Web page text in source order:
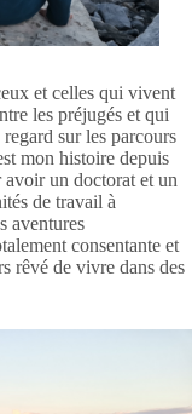
et celles qui vivent
les préjugés et qui
sur les parcours
mon histoire depuis
avoir un doctorat et un
de travail à
aventures
consentante et
rêvé de vivre dans des